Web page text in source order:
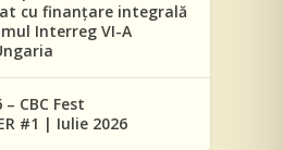
cu finanțare integrală
Interreg VI-A
– CBC Fest
#1 | Iulie 2026